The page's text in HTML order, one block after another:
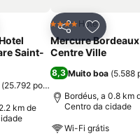
aos favoritos
Saint-
(25.792 pontuações
km de
Partilhar
4 EstrelasHotel
Mercure Bordeaux
Centre Ville
8,3 Muito boa (5.588
Bordéus, a 0.8 km
Centro da cidade
Wi-Fi grátis